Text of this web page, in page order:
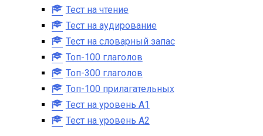
Тест на чтение
Тест на аудирование
Тест на словарный запас
Топ-100 глаголов
Топ-300 глаголов
Топ-100 прилагательных
Тест на уровень A1
Тест на уровень A2